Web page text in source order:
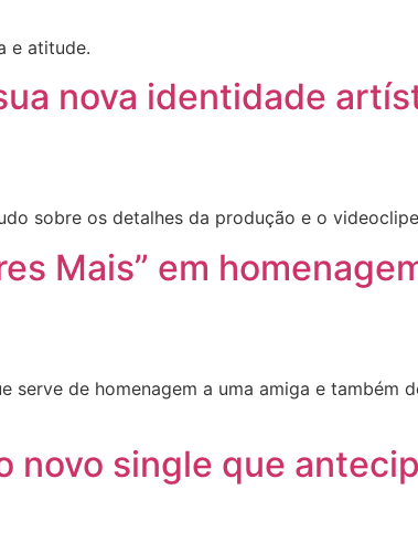
e atitude.
nova identidade
sobre os detalhes da produção e o
Mais” em
serve de homenagem a uma amiga e também
novo single que